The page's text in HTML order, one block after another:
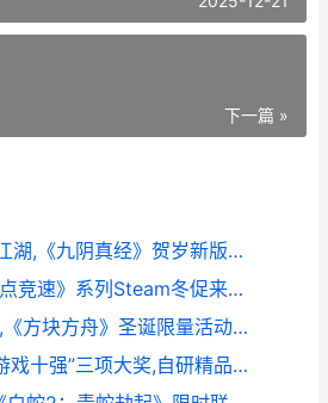
下一篇 »
新隐世长乐坊现身江湖,《九阴真经》贺岁新版正式公开测试
双旦好礼巨献,《极点竞速》系列Steam冬促来袭 双旦礼遇季有多少折扣
冬促特卖史低29元,《方块方舟》圣诞限量活动主题暖心开始 steam冬促有满减吗
西山居入围2025“游戏十强”三项大奖,自研精品传递正给价值 西山居 project cat